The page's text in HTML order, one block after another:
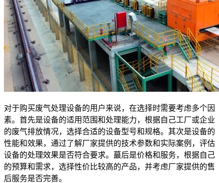
对于购买废气处理设备的用户来说，在选择时需要考虑多个因
素。首先是设备的适用范围和处理能力，根据自己工厂或企业
的废气排放情况，选择合适的设备型号和规格。其次是设备的
性能和效果，通过了解厂家提供的技术参数和实际案例，评估
设备的处理效果是否符合要求。蕞后是价格和服务，根据自己
的预算和需求，选择性价比较高的产品，并考虑厂家提供的售
后服务是否完善。